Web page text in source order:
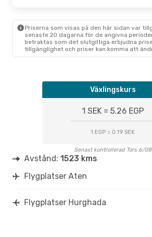
Priserna som visas på den här sidan var
senaste 20 dagarna för de angivna
betraktas som det slutgiltiga erbjudna
tillgänglighet och priser kan komma att
Växlingskurs
1 SEK = 5.26 EGP
1 EGP = 0.19 SEK
Senast kontrollerad Tors 6/08
Avstånd: 1523 kms
Flygplatser Aten
Flygplatser Hurghada